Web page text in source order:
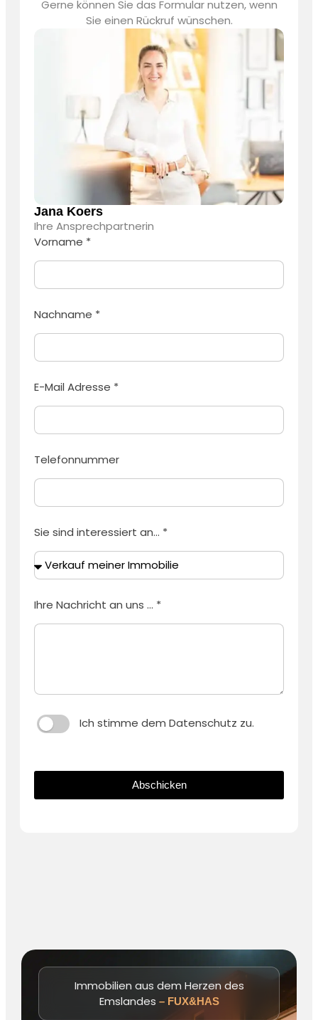
Gerne können Sie das Formular nutzen, wenn
Sie einen Rückruf wünschen.
Jana Koers
Ihre Ansprechpartnerin
Vorname *
Nachname *
E-Mail Adresse *
Telefonnummer
Sie sind interessiert an... *
Ihre Nachricht an uns ... *
Ich stimme dem Datenschutz zu.
Abschicken
Immobilien aus dem Herzen des
Emslandes – FUX&HAS